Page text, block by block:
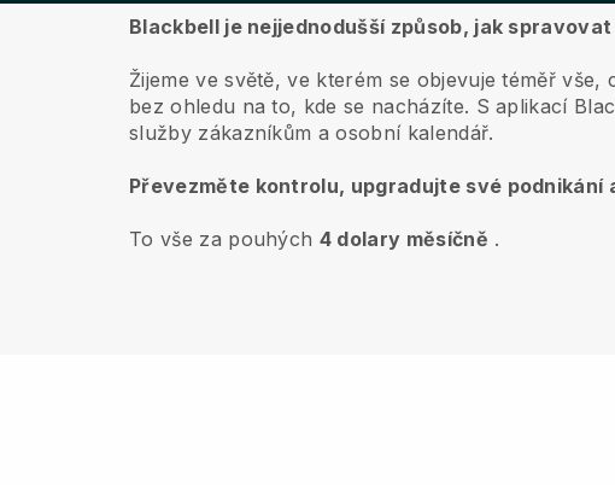
Blackbell je nejjednodušší způsob, jak
Žijeme ve světě, ve kterém se objevuje téměř vše,
bez ohledu na to, kde se nacházíte. S aplikací
služby zákazníkům a osobní kalendář.
Převezměte kontrolu, upgradujte své
To vše za pouhých 4 dolary měsíčně .